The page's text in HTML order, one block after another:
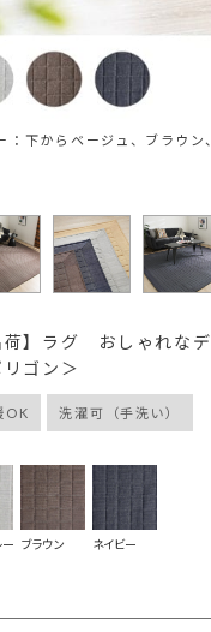
：下からベージュ、ブラウ
荷】ラグ おしゃれな
ゴン＞
OK 洗濯可（手洗い）
ー ブラウン ネイビー